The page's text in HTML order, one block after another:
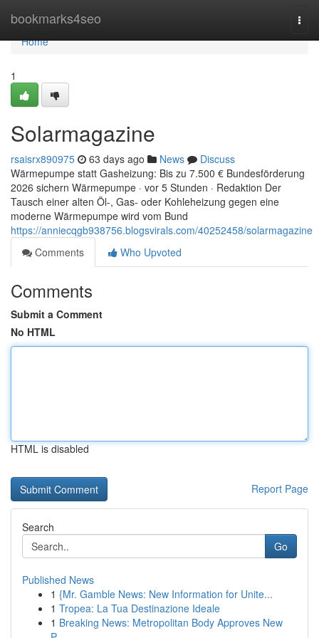
bookmarks4seo
Home
Home
1
Solarmagazine
rsaisrx890975 63 days ago News
Discuss
Wärmepumpe statt Gasheizung: Bis zu 7.500 € Bundesförderung
2026 sichern Wärmepumpe · vor 5 Stunden · Redaktion Der
Tausch einer alten Öl-, Gas- oder Kohleheizung gegen eine
moderne Wärmepumpe wird vom Bund
https://anniecqgb938756.blogsvirals.com/40252458/solarmagazine
Comments
Who Upvoted
Comments
Submit a Comment
No HTML
HTML is disabled
Report Page
Search
Go
Published News
1 {Mr. Gamble News: New Information for Unite...
1 Tropea: La Tua Destinazione Ideale
1 Breaking News: Metropolitan Body Approves New